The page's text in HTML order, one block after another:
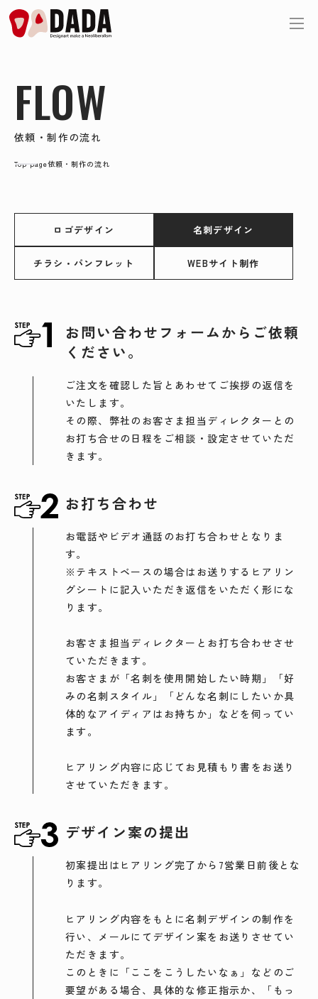
FLOW
依頼・制作の流れ
Top page依頼・制作の流れ
ロゴデザイン 名刺デザイン
チラシ・パンフレット WEBサイト制作
お問い合わせフォームからご依頼
ください。
ご注文を確認した旨とあわせてご挨拶の返信を
いたします。
その際、弊社のお客さま担当ディレクターとの
お打ち合せの日程をご相談・設定させていただ
きます。
お打ち合わせ
お電話やビデオ通話のお打ち合わせとなりま
す。
※テキストベースの場合はお送りするヒアリン
グシートに記入いただき返信をいただく形にな
ります。
お客さま担当ディレクターとお打ち合わせさせ
ていただきます。
お客さまが「名刺を使用開始したい時期」「好
みの名刺スタイル」「どんな名刺にしたいか具
体的なアイディアはお持ちか」などを伺ってい
ます。
ヒアリング内容に応じてお見積もり書をお送り
させていただきます。
デザイン案の提出
初案提出はヒアリング完了から7営業日前後とな
ります。
ヒアリング内容をもとに名刺デザインの制作を
行い、メールにてデザイン案をお送りさせてい
ただきます。
このときに「ここをこうしたいなぁ」などのご
要望がある場合、具体的な修正指示か、「もっ